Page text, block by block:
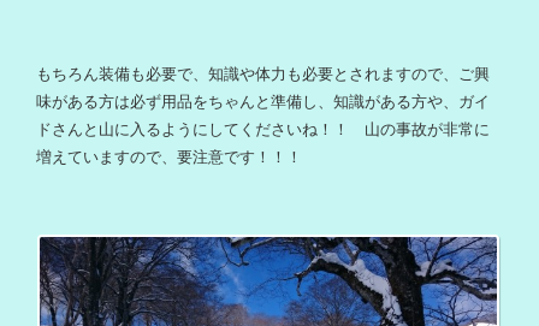
もちろん装備も必要で、知識や体力も必要とされますので、ご興
味がある方は必ず用品をちゃんと準備し、知識がある方や、ガイ
ドさんと山に入るようにしてくださいね！！ 山の事故が非常に
増えていますので、要注意です！！！